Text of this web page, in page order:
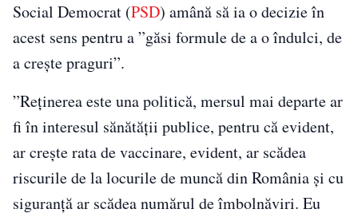
Social Democrat (PSD) amână să ia o decizie în
acest sens pentru a ”găsi formule de a o îndulci, de
a crește praguri”.
”Reținerea este una politică, mersul mai departe ar
fi în interesul sănătății publice, pentru că evident,
ar crește rata de vaccinare, evident, ar scădea
riscurile de la locurile de muncă din România și cu
siguranță ar scădea numărul de îmbolnăviri. Eu